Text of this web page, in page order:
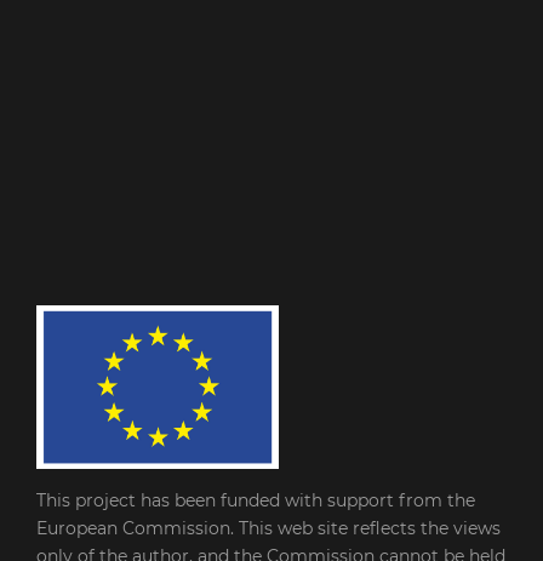
This project has been funded with support from the
European Commission. This web site reflects the views
only of the author, and the Commission cannot be held